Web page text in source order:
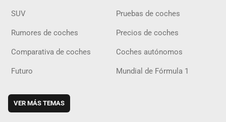
SUV Pruebas de coches
Rumores de coches Precios de coches
Comparativa de coches Coches autónomos
Futuro Mundial de Fórmula 1
VER MÁS TEMAS